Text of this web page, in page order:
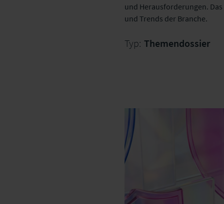
und Herausforderungen.
und Trends der Branche.
Typ: Themendossier